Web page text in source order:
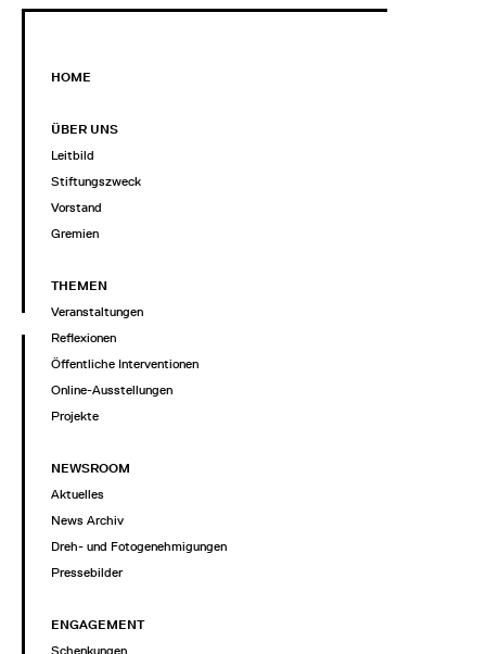
HOME
ÜBER UNS
Leitbild
Stiftungszweck
Vorstand
Gremien
THEMEN
Veranstaltungen
Reflexionen
Öffentliche Interventionen
Online-Ausstellungen
Projekte
NEWSROOM
Aktuelles
News Archiv
Dreh- und Fotogenehmigungen
Pressebilder
ENGAGEMENT
Schenkungen